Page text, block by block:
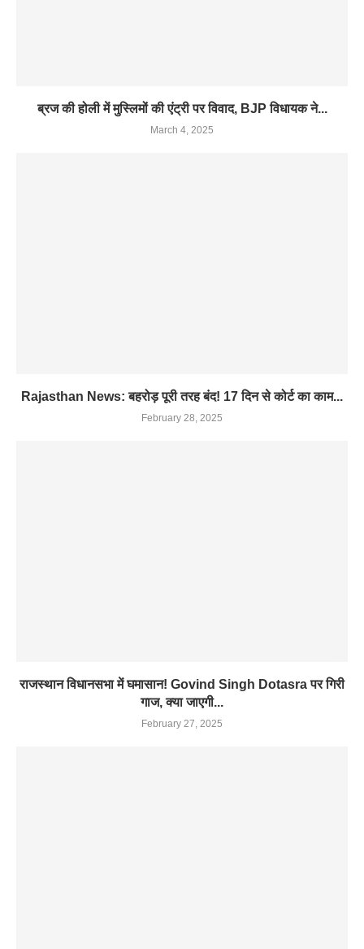
ब्रज की होली में मुस्लिमों की एंट्री पर विवाद, BJP विधायक ने...
March 4, 2025
Rajasthan News: बहरोड़ पूरी तरह बंद! 17 दिन से कोर्ट का काम...
February 28, 2025
राजस्थान विधानसभा में घमासान! Govind Singh Dotasra पर गिरी
गाज, क्या जाएगी...
February 27, 2025